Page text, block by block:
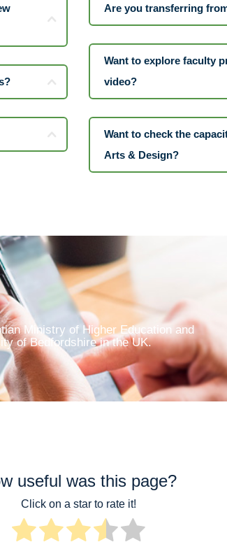
Are you transferring
Want to explore faculty
video?
Want to check the
Arts & Design?
Ministry of Higher Education and
of Bedfordshire in the UK.
useful was this page?
Click on a star to rate it!